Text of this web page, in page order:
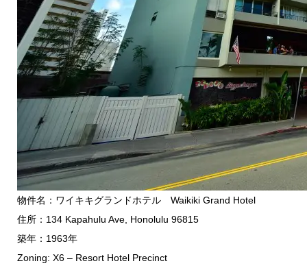
物件名：ワイキキグランドホテル Waikiki Grand Hotel
住所：134 Kapahulu Ave, Honolulu 96815
築年：1963年
Zoning: X6 – Resort Hotel Precinct